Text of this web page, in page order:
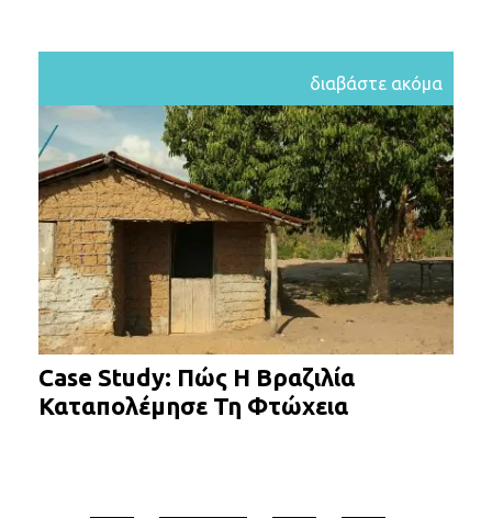
διαβάστε ακόμα
Case Study: Πώς Η Βραζιλία
Καταπολέμησε Τη Φτώχεια